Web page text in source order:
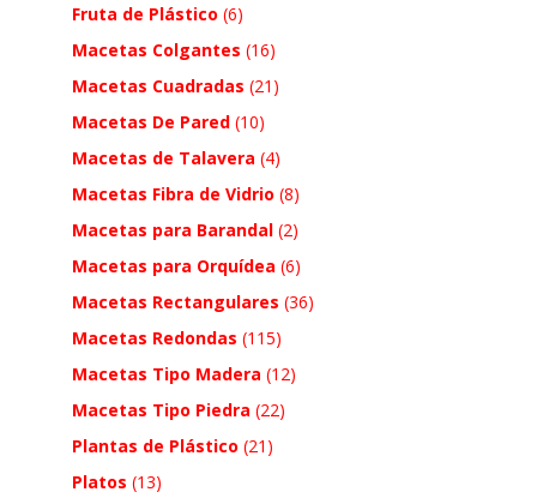
Fruta de Plástico (6)
Macetas Colgantes (16)
Macetas Cuadradas (21)
Macetas De Pared (10)
Macetas de Talavera (4)
Macetas Fibra de Vidrio (8)
Macetas para Barandal (2)
Macetas para Orquídea (6)
Macetas Rectangulares (36)
Macetas Redondas (115)
Macetas Tipo Madera (12)
Macetas Tipo Piedra (22)
Plantas de Plástico (21)
Platos (13)